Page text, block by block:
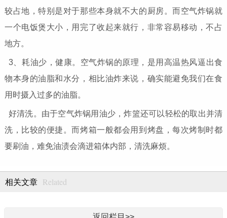
较占地，特别是对于那些本身就不大的厨房。而空气炸锅就
一个电饭煲大小，用完了收起来就行，非常容易移动，不占
地方。
3、耗油少，健康。空气炸锅的原理，是用高温热风逼出食
物本身的油脂和水分，相比油炸来说，确实能避免我们在食
用时摄入过多的油脂。
好清洗。由于空气炸锅用油少，炸篮还可以轻松的取出并清
洗，比较的便捷。而烤箱一般都会用到烤盘，每次烤制时都
要刷油，难免油渍会滴进箱体内部，清洗麻烦。
相关文章 Related